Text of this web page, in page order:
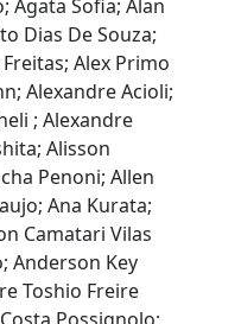
Agata Sofia; Alan
Dias De Souza;
Alex Primo
Alexandre Acioli;
; Alexandre
Alisson
Penoni; Allen
Ana Kurata;
Camatari Vilas
Anderson Key
Toshio Freire